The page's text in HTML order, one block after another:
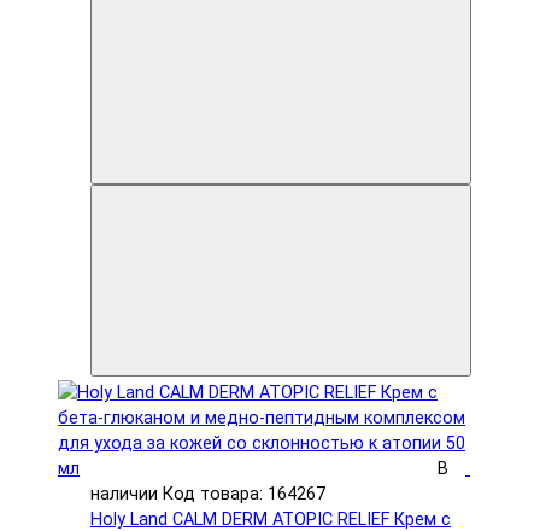
В
наличии Код товара: 164267
Holy Land CALM DERM ATOPIC RELIEF Крем с